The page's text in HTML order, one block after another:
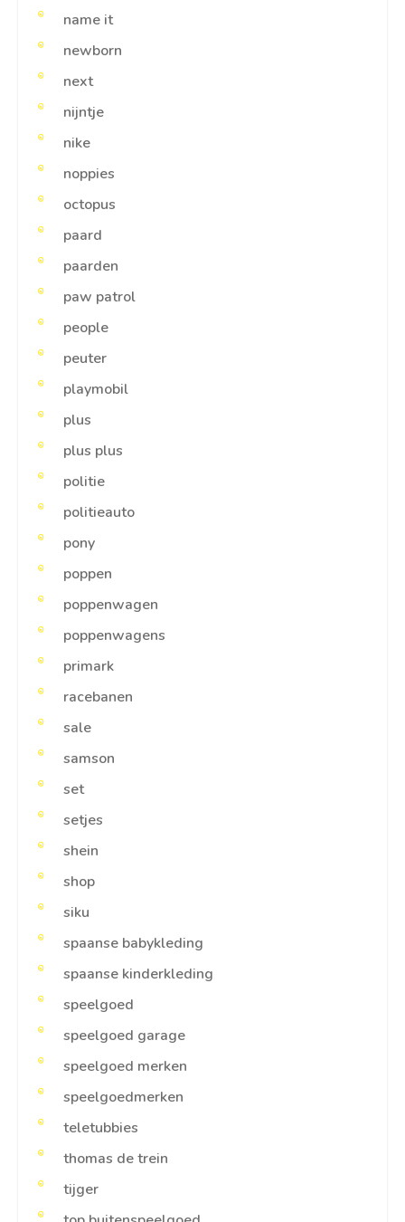
name it
newborn
next
nijntje
nike
noppies
octopus
paard
paarden
paw patrol
people
peuter
playmobil
plus
plus plus
politie
politieauto
pony
poppen
poppenwagen
poppenwagens
primark
racebanen
sale
samson
set
setjes
shein
shop
siku
spaanse babykleding
spaanse kinderkleding
speelgoed
speelgoed garage
speelgoed merken
speelgoedmerken
teletubbies
thomas de trein
tijger